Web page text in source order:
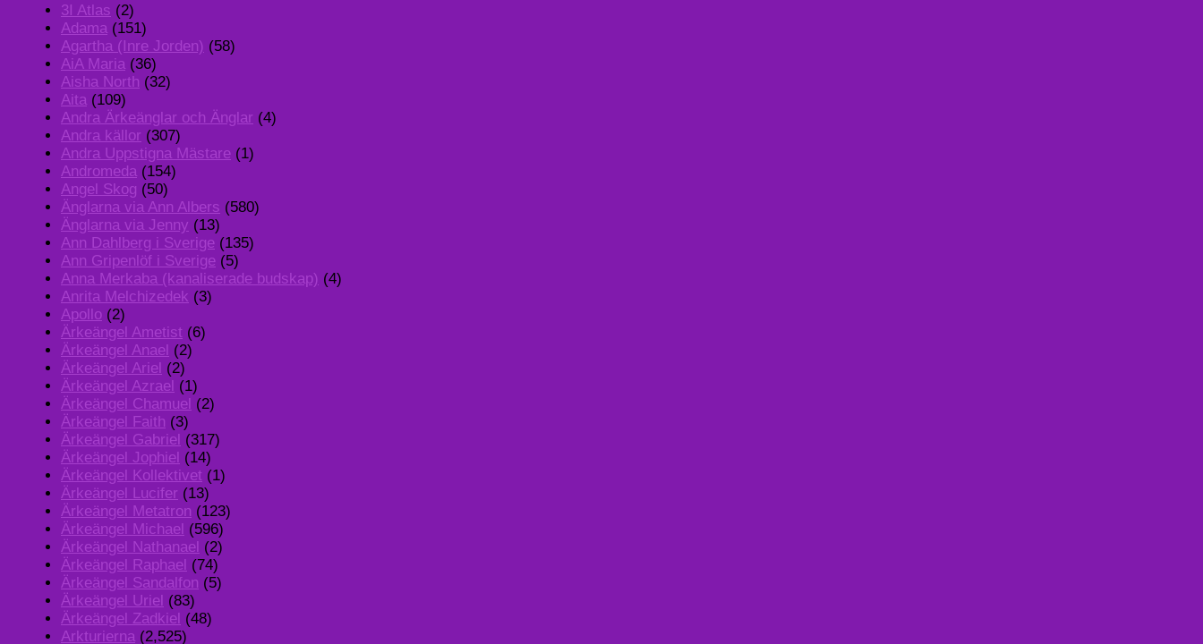
3I Atlas (2)
Adama (151)
Agartha (Inre Jorden) (58)
AiA Maria (36)
Aisha North (32)
Aita (109)
Andra Ärkeänglar och Änglar (4)
Andra källor (307)
Andra Uppstigna Mästare (1)
Andromeda (154)
Angel Skog (50)
Änglarna via Ann Albers (580)
Änglarna via Jenny (13)
Ann Dahlberg i Sverige (135)
Ann Gripenlöf i Sverige (5)
Anna Merkaba (kanaliserade budskap) (4)
Anrita Melchizedek (3)
Apollo (2)
Ärkeängel Ametist (6)
Ärkeängel Anael (2)
Ärkeängel Ariel (2)
Ärkeängel Azrael (1)
Ärkeängel Chamuel (2)
Ärkeängel Faith (3)
Ärkeängel Gabriel (317)
Ärkeängel Jophiel (14)
Ärkeängel Kollektivet (1)
Ärkeängel Lucifer (13)
Ärkeängel Metatron (123)
Ärkeängel Michael (596)
Ärkeängel Nathanael (2)
Ärkeängel Raphael (74)
Ärkeängel Sandalfon (5)
Ärkeängel Uriel (83)
Ärkeängel Zadkiel (48)
Arkturierna (2,525)